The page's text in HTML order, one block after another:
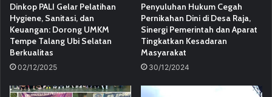
Dinkop PALI Gelar Pelatihan
Hygiene, Sanitasi, dan
Keuangan: Dorong UMKM
Tempe Talang Ubi Selatan
Berkualitas
02/12/2025
Penyuluhan Hukum Cegah
Pernikahan Dini di Desa Raja,
Sinergi Pemerintah dan Aparat
Tingkatkan Kesadaran
Masyarakat
30/12/2024